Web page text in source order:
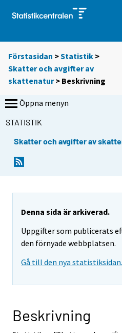
Förstasidan >Statistik >
Skatter och avgifter av
skattenatur> Beskrivning
Öppna menyn
STATISTIK
Skatter och avgifter av
Denna sida är arkiverad.
Uppgifter som publicerats
den förnyade webbplatsen.
Gå till den nya statistiksidan.
Beskrivning